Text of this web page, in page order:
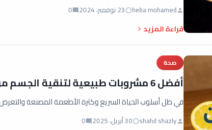
heba mohamed 23 نوفمبر، 2024 0
قراءة المزيد
صحة
أفضل 6 مشروبات طبيعية لتنقية الجسم من السموم واستعادة النشاط
في ظل أسلوب الحياة السريع وكثرة الأطعمة المصنعة
shahd shazly 30 أبريل، 2025 0